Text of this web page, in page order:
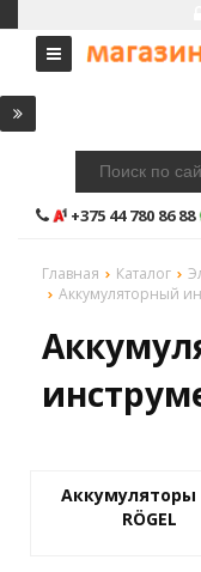
+375 44 780 86 88
Главная Каталог
Аккумуляторный
Аккумуляторы
RÖGEL